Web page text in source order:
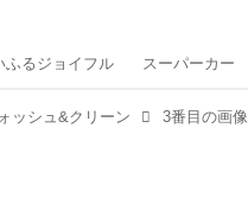
ふるジョイフル スーパーカー
ッシュ&クリーン 3番目の画像